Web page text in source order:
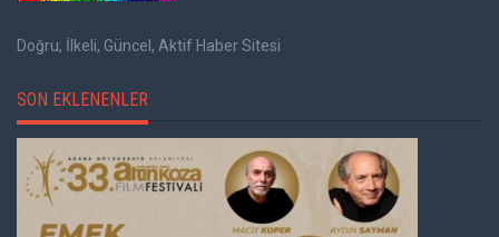
Doğru, İlkeli, Güncel, Aktif Haber Sitesi
SON EKLENENLER